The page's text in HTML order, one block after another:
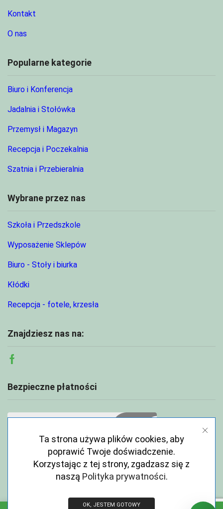
Kontakt
O nas
Popularne kategorie
Biuro i Konferencja
Jadalnia i Stołówka
Przemysł i Magazyn
Recepcja i Poczekalnia
Szatnia i Przebieralnia
Wybrane przez nas
Szkoła i Przedszkole
Wyposażenie Sklepów
Biuro - Stoły i biurka
Kłódki
Recepcja - fotele, krzesła
Znajdziesz nas na:
Facebook
Bezpieczne płatności
Ta strona używa plików cookies, aby
poprawić Twoje doświadczenie.
Korzystając z tej strony, zgadzasz się z
naszą Polityka prywatności.
OK, JESTEM GOTOWY